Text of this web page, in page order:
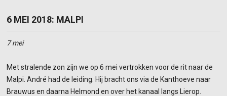
6 MEI 2018: MALPI
7 mei
Met stralende zon zijn we op 6 mei vertrokken voor de rit naar de
Malpi. André had de leiding. Hij bracht ons via de Kanthoeve naar
Brauwus en daarna Helmond en over het kanaal langs Lierop.